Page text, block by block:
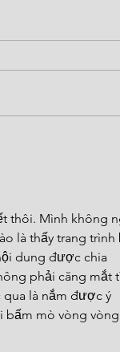
thôi. Mình không
là thấy trang trình
dung được chia
phải căng mắt
là nắm được ý
bấm mò vòng